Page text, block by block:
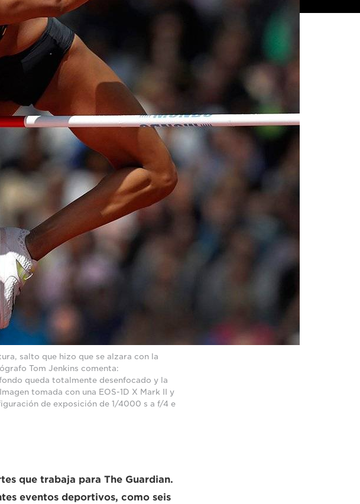
salto que hizo que se alzara con la
Tom Jenkins comenta:
queda totalmente desenfocado y la
tomada con una EOS-1D X Mark II y
de exposición de 1/4000 s a f/4 e
que trabaja para The Guardian.
eventos deportivos, como seis